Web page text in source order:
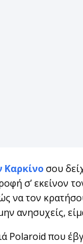
Καρκίνοσου
σ’ εκείνον
να τον
ανησυχείς,
Polaroid που